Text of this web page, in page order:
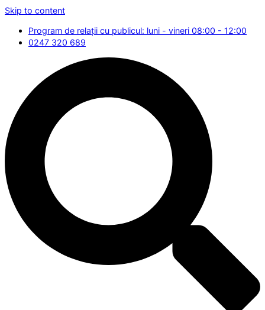
Skip to content
Program de relații cu publicul: luni - vineri 08:00 - 12:00
0247 320 689